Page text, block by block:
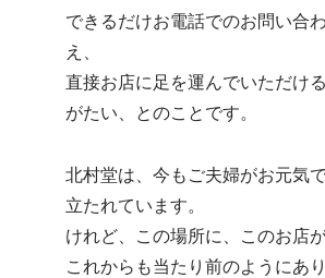
できるだけお電話でのお問い合
え、
直接お店に足を運んでいただけ
がたい、とのことです。
北村堂は、今もご夫婦がお元気
立たれています。
けれど、この場所に、このお店
これからも当たり前のようにあ